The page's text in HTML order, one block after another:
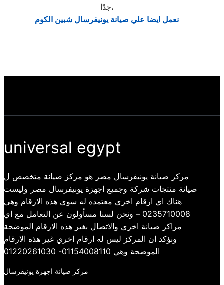
جدًا،
نعمل ايضا علي صيانة يونيفرسال شبين الكوم
universal egypt
مركز صيانة يونيفرسال مصر هو مركز صيانة متخصص ل
صيانة منتجات شركة وجميع اجهزة يونيفرسال مصر وليست
هناك اي ارقام اخري معتمده له سوي هذه الارقام وهي
0235710008 – ونحن لسنا مسأولون عن التعامل مع اي
مراكز صيانة اخري والاتصال بغير هذه الارقام الموضحة
ونؤكد ان المركز ليس له ارقام اخري غير هذه الارقام
الموضحة وهي 01154008110- 01220261030
مركز صيانة اجهزة يونيفرسال